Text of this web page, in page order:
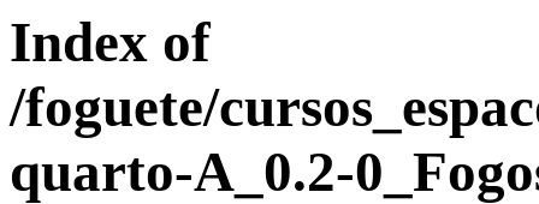
Index of
/foguete/
quarto-A_0.2-